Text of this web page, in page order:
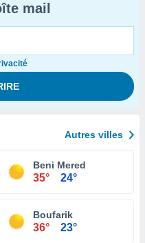
mail
Autres villes
Beni Mered
35° 24°
Boufarik
36° 23°